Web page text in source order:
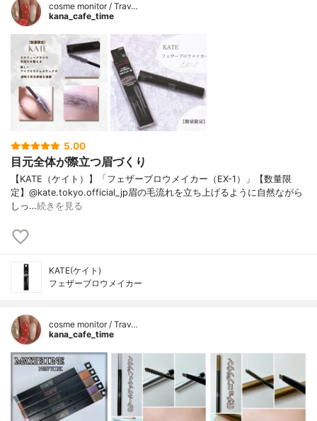
cosme monitor / Trav…
kana_cafe_time
5.00
目元全体が際立つ眉づくり
【KATE（ケイト）】「フェザーブロウメイカー（EX-1）」【数量限
定】@kate.tokyo.official_jp眉の毛流れを立ち上げるように自然ながら
しっ…続きを見る
KATE(ケイト)
フェザーブロウメイカー
cosme monitor / Trav…
kana_cafe_time